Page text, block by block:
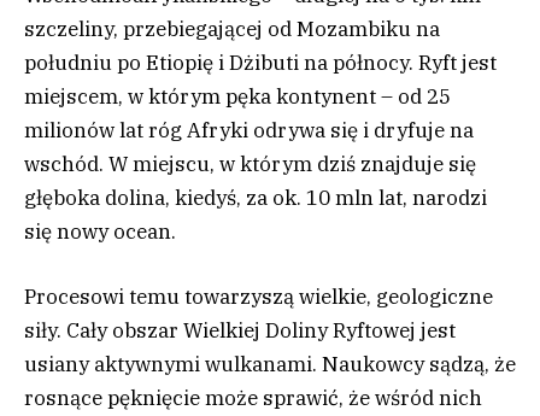
szczeliny, przebiegającej od Mozambiku na
południu po Etiopię i Dżibuti na północy. Ryft jest
miejscem, w którym pęka kontynent – od 25
milionów lat róg Afryki odrywa się i dryfuje na
wschód. W miejscu, w którym dziś znajduje się
głęboka dolina, kiedyś, za ok. 10 mln lat, narodzi
się nowy ocean.
Procesowi temu towarzyszą wielkie, geologiczne
siły. Cały obszar Wielkiej Doliny Ryftowej jest
usiany aktywnymi wulkanami. Naukowcy sądzą, że
rosnące pęknięcie może sprawić, że wśród nich